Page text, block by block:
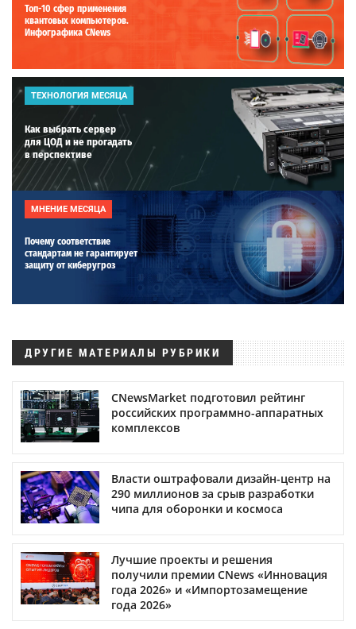
Топ-10 сфер применения
квантовых компьютеров.
Инфографика CNews
ТЕХНОЛОГИЯ МЕСЯЦА
Как выбрать сервер
для ЦОД и не прогадать
в перспективе
МНЕНИЕ МЕСЯЦА
Почему соответствие
стандартам не гарантирует
защиту от киберугроз
ДРУГИЕ МАТЕРИАЛЫ РУБРИКИ
CNewsMarket подготовил рейтинг
российских программно-аппаратных
комплексов
Власти оштрафовали дизайн-центр на
290 миллионов за срыв разработки
чипа для оборонки и космоса
Лучшие проекты и решения
получили премии CNews «Инновация
года 2026» и «Импортозамещение
года 2026»